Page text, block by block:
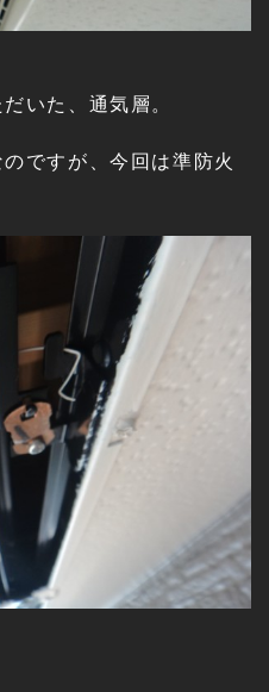
いた、通気層。
ですが、今回は準防火